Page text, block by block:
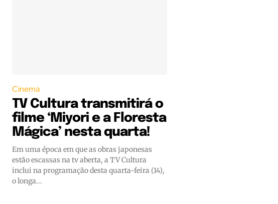
Cinema
TV Cultura transmitirá o
filme ‘Miyori e a Floresta
Mágica’ nesta quarta!
Em uma época em que as obras japonesas
estão escassas na tv aberta, a TV Cultura
inclui na programação desta quarta-feira (14),
o longa...